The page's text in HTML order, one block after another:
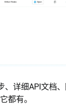
、详细API文档
都有。